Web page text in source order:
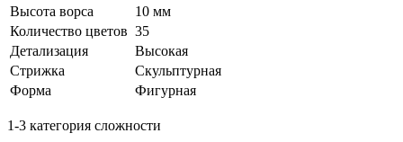
Высота ворса
10 мм
Количество цветов 35
Детализация
Высокая
Стрижка
Скульптурная
Форма
Фигурная
1-3 категория сложности